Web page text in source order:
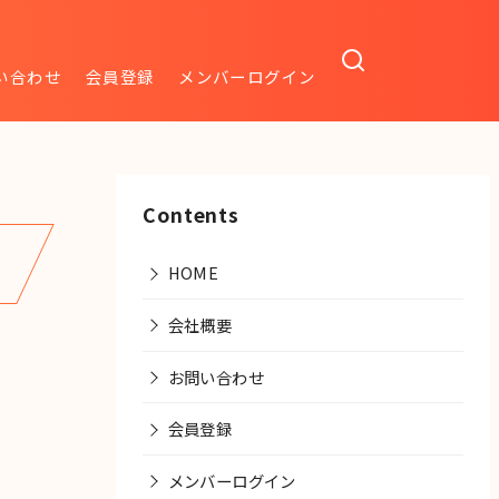
合わせ 会員登録 メンバーログイン
Contents
HOME
会社概要
お問い合わせ
会員登録
メンバーログイン